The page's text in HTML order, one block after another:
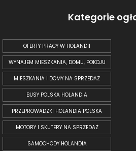
Kategorie
OFERTY PRACY W HOLANDII
WYNAJEM MIESZKANIA, DOMU, POKOJU
MIESZKANIA I DOMY NA SPRZEDAŻ
BUSY POLSKA HOLANDIA
PRZEPROWADZKI HOLANDIA POLSKA
MOTORY I SKUTERY NA SPRZEDAŻ
SAMOCHODY HOLANDIA